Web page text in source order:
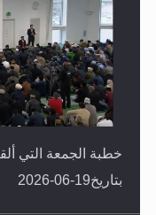
خطبة الجمعة التي